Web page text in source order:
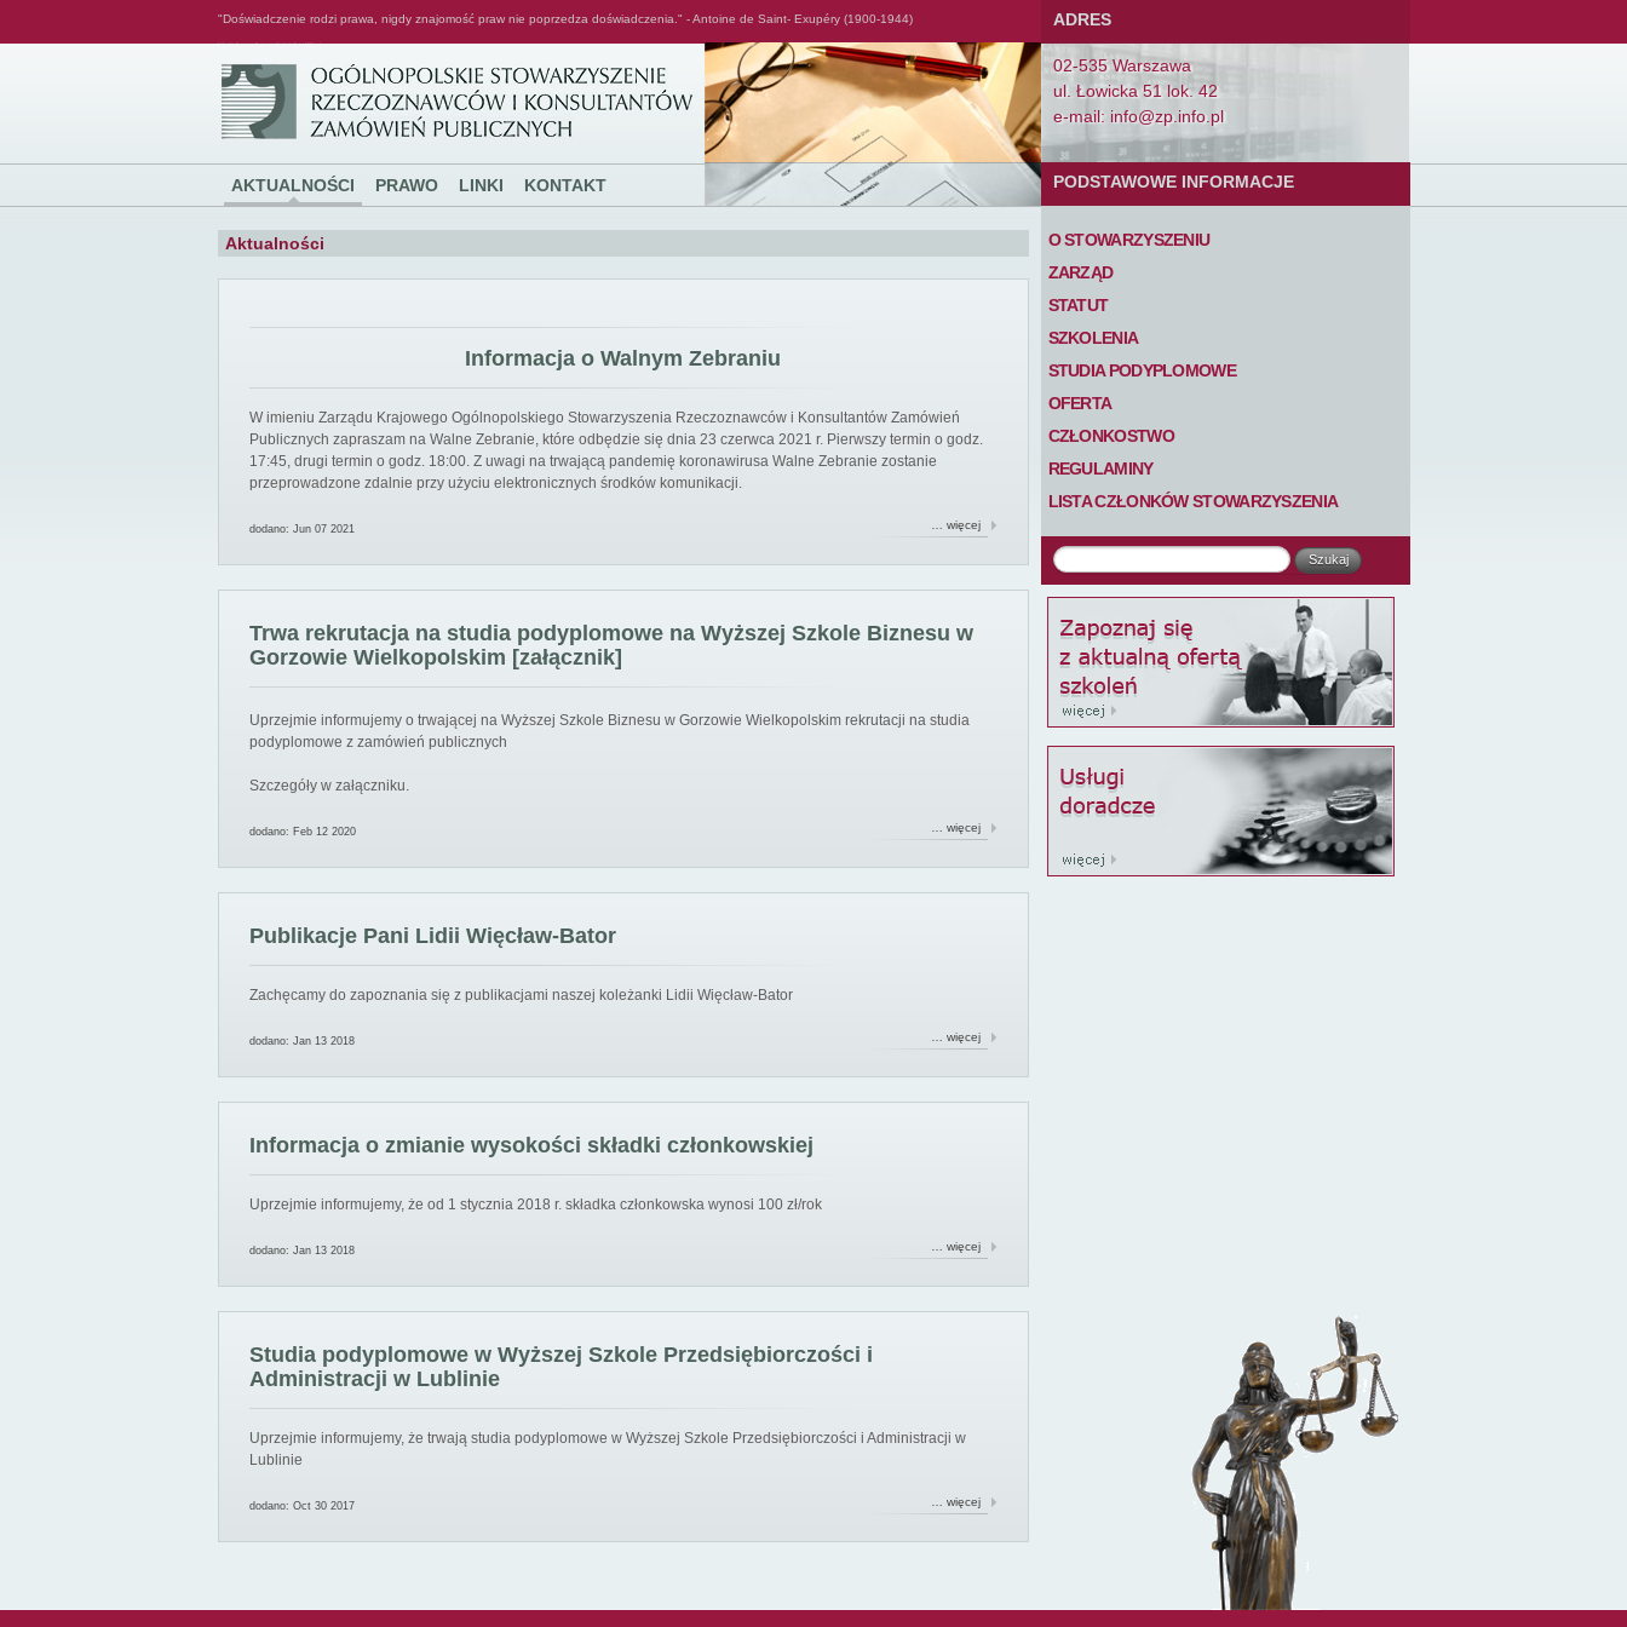
"Doświadczenie rodzi prawa, nigdy znajomość praw nie poprzedza doświadczenia." - Antoine de Saint- Exupéry (1900-1944)
AKTUALNOŚCI PRAWO LINKI KONTAKT
ADRES
02-535 Warszawa
ul. Łowicka 51 lok. 42
e-mail: info@zp.info.pl
PODSTAWOWE INFORMACJE
O STOWARZYSZENIU
ZARZĄD
STATUT
SZKOLENIA
STUDIA PODYPLOMOWE
OFERTA
CZŁONKOSTWO
REGULAMINY
LISTA CZŁONKÓW STOWARZYSZENIA
Aktualności
Informacja o Walnym Zebraniu
W imieniu Zarządu Krajowego Ogólnopolskiego Stowarzyszenia Rzeczoznawców i Konsultantów Zamówień
Publicznych zapraszam na Walne Zebranie, które odbędzie się dnia 23 czerwca 2021 r. Pierwszy termin o godz.
17:45, drugi termin o godz. 18:00. Z uwagi na trwającą pandemię koronawirusa Walne Zebranie zostanie
przeprowadzone zdalnie przy użyciu elektronicznych środków komunikacji.
dodano: Jun 07 2021 … więcej
Trwa rekrutacja na studia podyplomowe na Wyższej Szkole Biznesu w
Gorzowie Wielkopolskim [załącznik]
Uprzejmie informujemy o trwającej na Wyższej Szkole Biznesu w Gorzowie Wielkopolskim rekrutacji na studia
podyplomowe z zamówień publicznych
Szczegóły w załączniku.
dodano: Feb 12 2020 … więcej
Publikacje Pani Lidii Więcław-Bator
Zachęcamy do zapoznania się z publikacjami naszej koleżanki Lidii Więcław-Bator
dodano: Jan 13 2018 … więcej
Informacja o zmianie wysokości składki członkowskiej
Uprzejmie informujemy, że od 1 stycznia 2018 r. składka członkowska wynosi 100 zł/rok
dodano: Jan 13 2018 … więcej
Studia podyplomowe w Wyższej Szkole Przedsiębiorczości i
Administracji w Lublinie
Uprzejmie informujemy, że trwają studia podyplomowe w Wyższej Szkole Przedsiębiorczości i Administracji w
Lublinie
dodano: Oct 30 2017 … więcej